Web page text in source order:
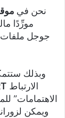
نحن في
مورِّدًا
جوجل ملفات
الارتباط
الاهتمامات”
ويمكن